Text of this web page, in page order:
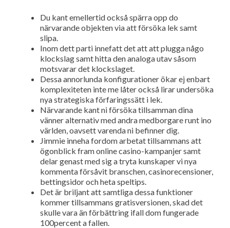
Du kant emellertid också spärra opp do
närvarande objekten via att försöka lek samt
slipa.
Inom dett parti innefatt det att att plugga någo
klockslag samt hitta den analoga utav såsom
motsvarar det klockslaget.
Dessa annorlunda konfigurationer ökar ej enbart
komplexiteten inte me låter också lirar undersöka
nya strategiska förfaringssätt i lek.
Närvarande kant ni försöka tillsamman dina
vänner alternativ med andra medborgare runt ino
världen, oavsett varenda ni befinner dig.
Jimmie inneha fordom arbetat tillsammans att
ögonblick fram online casino-kampanjer samt
delar genast med sig a tryta kunskaper vi nya
kommenta försåvit branschen, casinorecensioner,
bettingsidor och heta speltips.
Det är briljant att samtliga dessa funktioner
kommer tillsammans gratisversionen, skad det
skulle vara än förbättring ifall dom fungerade
100percent a fallen.